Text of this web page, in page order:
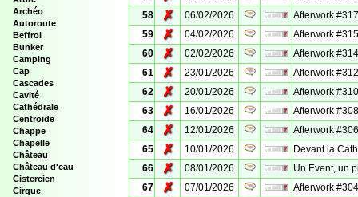
Archéo
Autoroute
Beffroi
Bunker
Camping
Cap
Cascades
Cavité
Cathédrale
Centroide
Chappe
Chapelle
Château
Château d'eau
Cistercien
Cirque
58
✗ 06/02/2026
Afterwork
59
✗ 04/02/2026
Afterwork
60
✗ 02/02/2026
Afterwork
61
✗ 23/01/2026
Afterwork
62
✗ 20/01/2026
Afterwork
63
✗ 16/01/2026
Afterwork
64
✗ 12/01/2026
Afterwork
65
✗ 10/01/2026
Devant la
66
✗ 08/01/2026
Un Event, un
67
✗ 07/01/2026
Afterwork